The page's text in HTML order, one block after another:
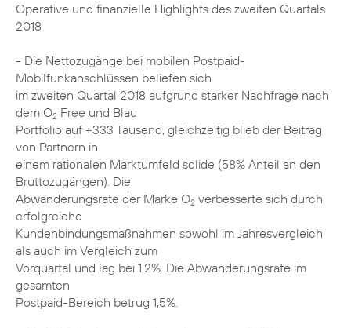
Operative und finanzielle Highlights des zweiten Quartals
2018
- Die Nettozugänge bei mobilen Postpaid-
Mobilfunkanschlüssen beliefen sich
im zweiten Quartal 2018 aufgrund starker Nachfrage nach
dem O2 Free und Blau
Portfolio auf +333 Tausend, gleichzeitig blieb der Beitrag
von Partnern in
einem rationalen Marktumfeld solide (58% Anteil an den
Bruttozugängen). Die
Abwanderungsrate der Marke O2 verbesserte sich durch
erfolgreiche
Kundenbindungsmaßnahmen sowohl im Jahresvergleich
als auch im Vergleich zum
Vorquartal und lag bei 1,2%. Die Abwanderungsrate im
gesamten
Postpaid-Bereich betrug 1,5%.